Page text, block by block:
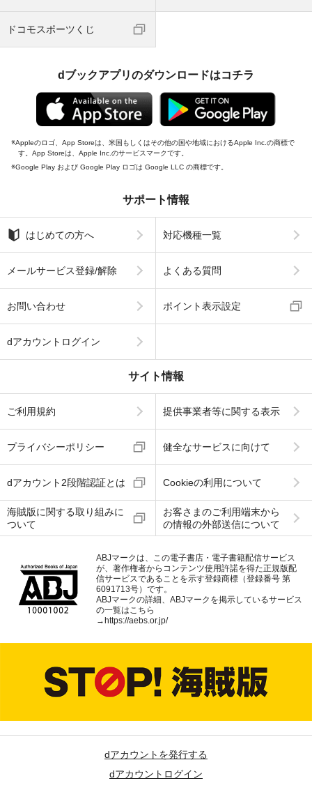
ドコモスポーツくじ
dブックアプリのダウンロードはコチラ
Appleのロゴ、App Storeは、米国もしくはその他の国や地域におけるApple Inc.の商標で
す。App Storeは、Apple Inc.のサービスマークです。
Google Play および Google Play ロゴは Google LLC の商標です。
サポート情報
はじめての方へ 対応機種一覧
メールサービス登録/解除 よくある質問
お問い合わせ ポイント表示設定
dアカウントログイン
サイト情報
ご利用規約 提供事業者等に関する表示
プライバシーポリシー 健全なサービスに向けて
dアカウント2段階認証とは Cookieの利用について
海賊版に関する取り組みに
ついて
お客さまのご利用端末から
の情報の外部送信について
ABJマークは、この電子書店・電子書籍配信サービス
が、著作権者からコンテンツ使用許諾を得た正規版配
信サービスであることを示す登録商標（登録番号 第
6091713号）です。
ABJマークの詳細、ABJマークを掲示しているサービス
の一覧はこちら
→https://aebs.or.jp/
dアカウントを発行する
dアカウントログイン